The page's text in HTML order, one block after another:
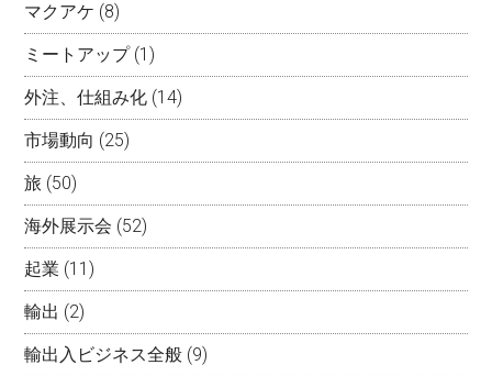
マクアケ (8)
ミートアップ(1)
外注、仕組み化 (14)
市場動向 (25)
旅 (50)
海外展示会 (52)
起業 (11)
輸出 (2)
輸出入ビジネス全般 (9)